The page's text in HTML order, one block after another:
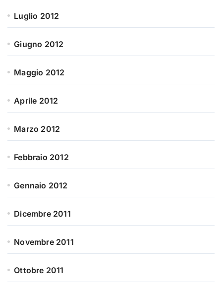
Luglio 2012
Giugno 2012
Maggio 2012
Aprile 2012
Marzo 2012
Febbraio 2012
Gennaio 2012
Dicembre 2011
Novembre 2011
Ottobre 2011